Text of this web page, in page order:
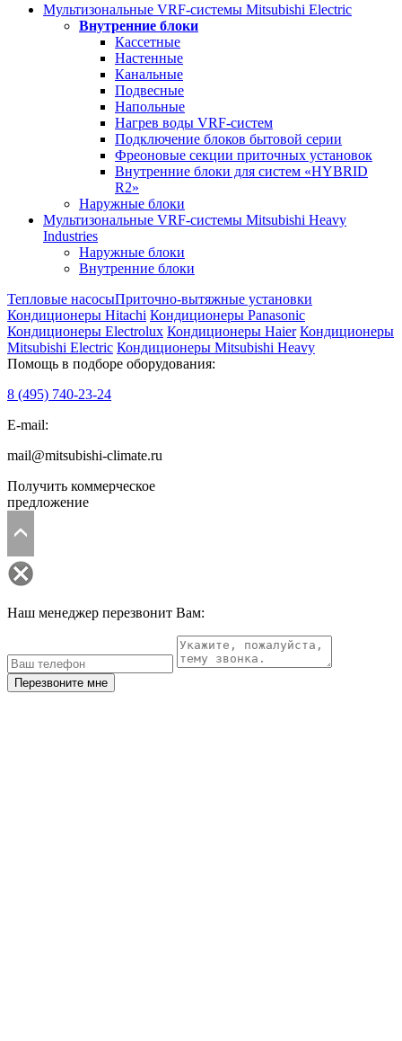
Мультизональные VRF-системы Mitsubishi Electric
Внутренние блоки
Кассетные
Настенные
Канальные
Подвесные
Напольные
Нагрев воды VRF-систем
Подключение блоков бытовой серии
Фреоновые секции приточных установок
Внутренние блоки для систем «HYBRID
R2»
Наружные блоки
Мультизональные VRF-системы Mitsubishi Heavy
Industries
Наружные блоки
Внутренние блоки
Тепловые насосыПриточно-вытяжные установки
Кондиционеры Hitachi Кондиционеры Panasonic
Кондиционеры Electrolux Кондиционеры Haier Кондиционеры
Mitsubishi Electric Кондиционеры Mitsubishi Heavy
Помощь в подборе оборудования:
8 (495) 740-23-24
E-mail:
mail@mitsubishi-climate.ru
Получить коммерческое
предложение
Наш менеджер перезвонит Вам:
Перезвоните мне